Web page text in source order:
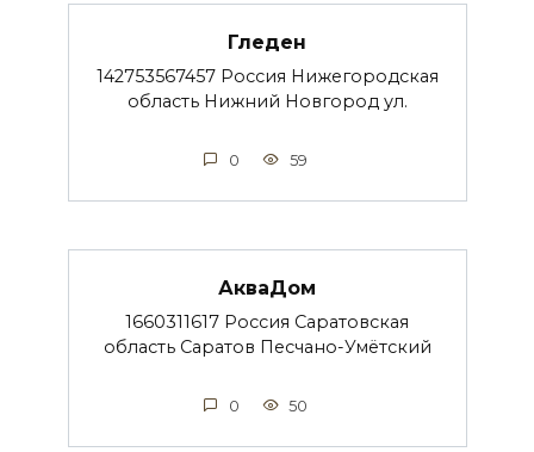
Гледен
142753567457 Россия Нижегородская
область Нижний Новгород ул.
0 59
АкваДом
1660311617 Россия Саратовская
область Саратов Песчано-Умётский
0 50